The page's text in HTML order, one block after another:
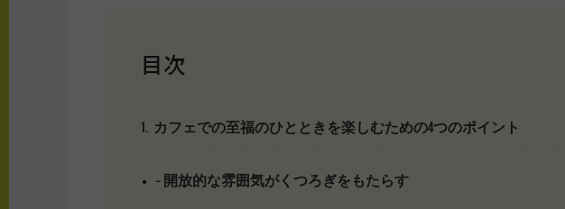
目次
1. カフェでの至福のひとときを楽しむための4つのポイント
– 開放的な雰囲気がくつろぎをもたらす